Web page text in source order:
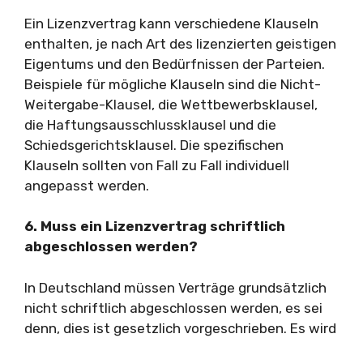
Ein Lizenzvertrag kann verschiedene Klauseln
enthalten, je nach Art des lizenzierten geistigen
Eigentums und den Bedürfnissen der Parteien.
Beispiele für mögliche Klauseln sind die Nicht-
Weitergabe-Klausel, die Wettbewerbsklausel,
die Haftungsausschlussklausel und die
Schiedsgerichtsklausel. Die spezifischen
Klauseln sollten von Fall zu Fall individuell
angepasst werden.
6. Muss ein Lizenzvertrag schriftlich
abgeschlossen werden?
In Deutschland müssen Verträge grundsätzlich
nicht schriftlich abgeschlossen werden, es sei
denn, dies ist gesetzlich vorgeschrieben. Es wird